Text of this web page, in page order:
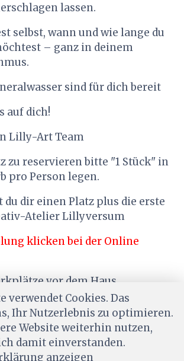
lassen.
selbst, wann und wie lange du
– ganz in deinem
sind für dich bereit
auf dich!
Lilly-Art Team
zu reservieren bitte "1 Stück" in
pro Person legen.
du dir einen Platz plus die erste
Atelier Lillyversum
klicken bei der Online
vor dem Haus
verwendet Cookies. Das
Ihr Nutzerlebnis zu optimieren.
Website weiterhin nutzen,
damit einverstanden.
anzeigen